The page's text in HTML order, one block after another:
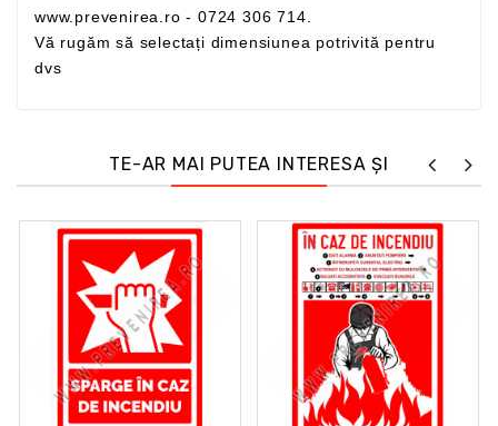
www.prevenirea.ro - 0724 306 714.
Vă rugăm să selectați dimensiunea potrivită pentru
dvs
TE-AR MAI PUTEA INTERESA ȘI